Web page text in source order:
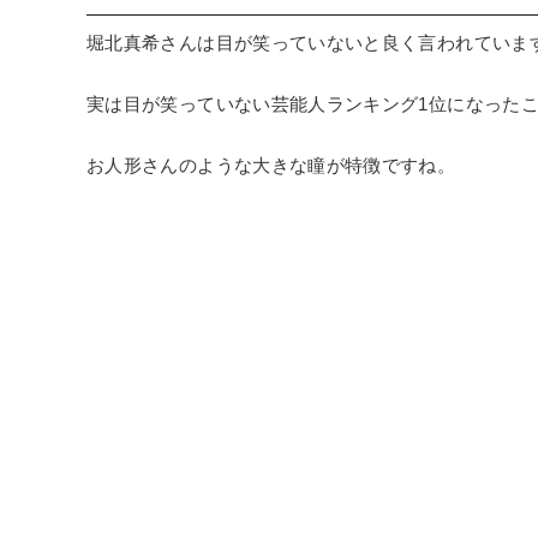
堀北真希さんは目が笑っていないと良く言われていま
実は目が笑っていない芸能人ランキング1位になったこ
お人形さんのような大きな瞳が特徴ですね。